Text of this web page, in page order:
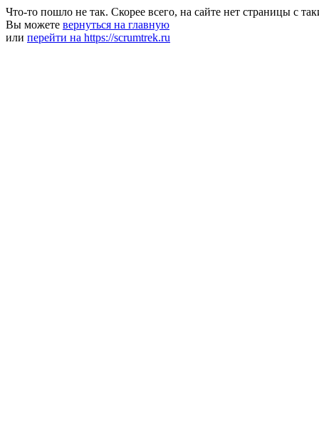
Что-то пошло не так. Скорее всего, на сайте нет страницы с
Вы можете вернуться на главную
или перейти на https://scrumtrek.ru